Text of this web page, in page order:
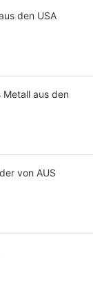
den USA
Metall aus den
von AUS